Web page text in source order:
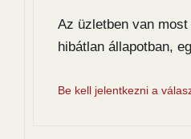
Az üzletben van
hibátlan állapotban,
Be kell jelentkezni a